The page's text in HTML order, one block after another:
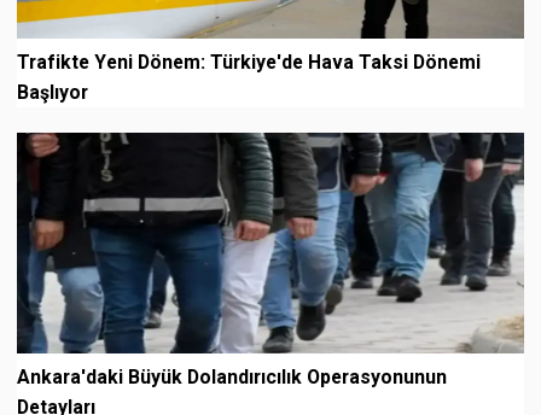
Trafikte Yeni Dönem: Türkiye'de Hava Taksi Dönemi
Başlıyor
Ankara'daki Büyük Dolandırıcılık Operasyonunun
Detayları